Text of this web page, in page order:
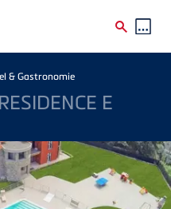
& Gastronomie
E